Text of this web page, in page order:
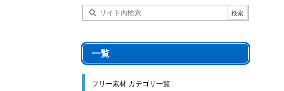
一覧
フリー素材 カテゴリ一覧